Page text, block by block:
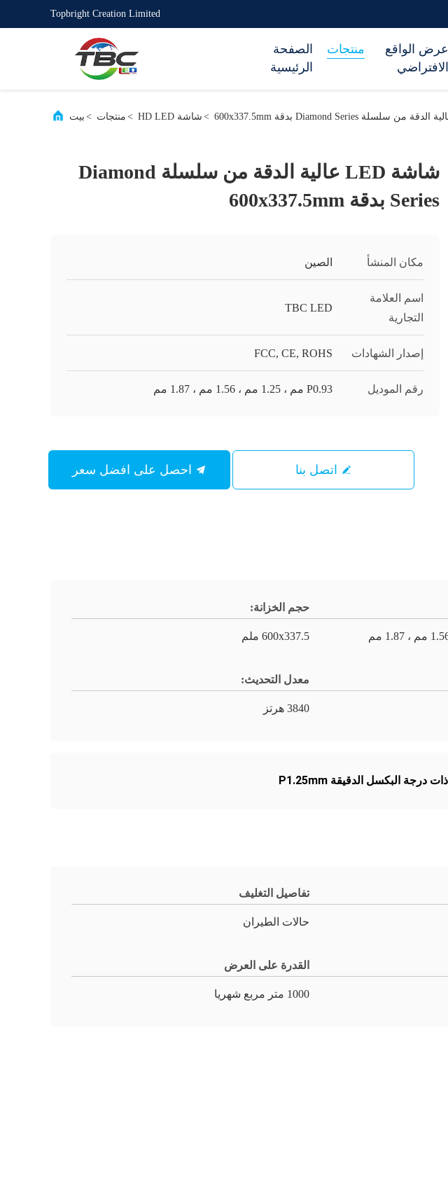
Topbright Creation Limited
الصفحة
الرئيسية
منتجات
عرض الواقع
الافتراضي
بيت > منتجات > شاشة HD LED >
شاشة LED عالية الدقة من سلسلة Diamond
Series بدقة 600x337.5mm
مكان المنشأ الصين
اسم العلامة
التجارية
TBC LED
إصدار الشهادات FCC, CE, ROHS
رقم الموديل P0.93 مم ، 1.25 مم ، 1.56 مم ، 1.87 مم
اتصل بنا
حجم الخزانة:
600x337.5 ملم
معدل التحديث:
3840 هرتز
تفاصيل التغليف
حالات الطيران
القدرة على العرض
1000 متر مربع شهريا